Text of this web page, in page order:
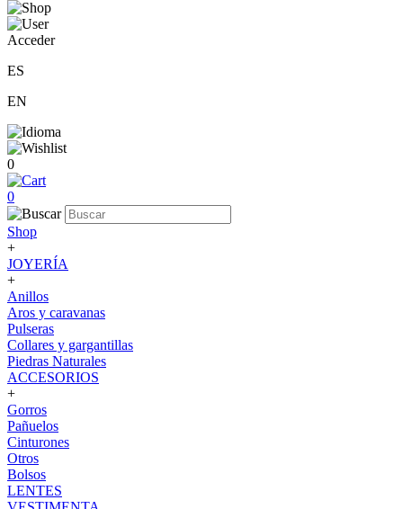
Acceder
ES
EN
0
0
Shop
+
JOYERÍA
+
Anillos
Aros y caravanas
Pulseras
Collares y gargantillas
Piedras Naturales
ACCESORIOS
+
Gorros
Pañuelos
Cinturones
Otros
Bolsos
LENTES